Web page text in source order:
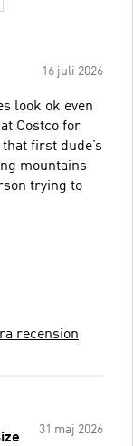
16 juli 2026
look ok even
Costco for
first dude’s
mountains
trying to
recension
31 maj 2026